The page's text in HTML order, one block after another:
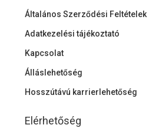
Általános Szerződési Feltételek
Adatkezelési tájékoztató
Kapcsolat
Álláslehetőség
Hosszútávú karrierlehetőség
Elérhetőség